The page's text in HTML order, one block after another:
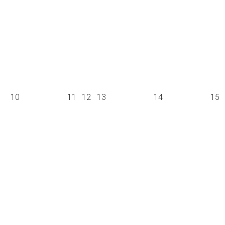
10 11 12 13 14 15